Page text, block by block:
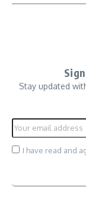
Stay updated
I have read and